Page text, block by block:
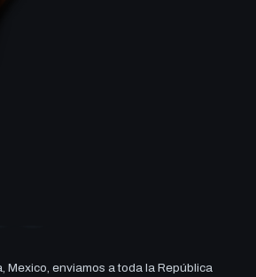
enviamos a toda la República